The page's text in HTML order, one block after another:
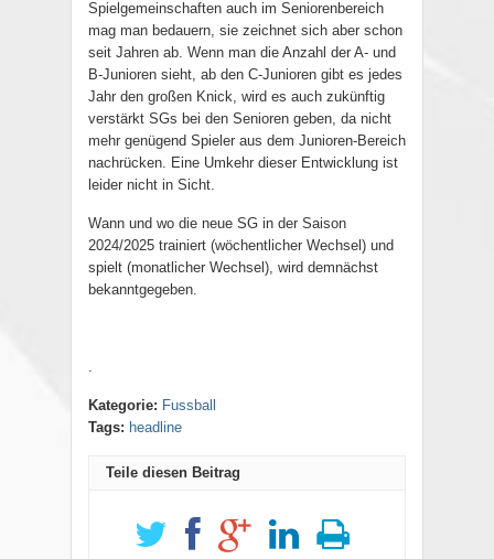
Spielgemeinschaften auch im Seniorenbereich
mag man bedauern, sie zeichnet sich aber schon
seit Jahren ab. Wenn man die Anzahl der A- und
B-Junioren sieht, ab den C-Junioren gibt es jedes
Jahr den großen Knick, wird es auch zukünftig
verstärkt SGs bei den Senioren geben, da nicht
mehr genügend Spieler aus dem Junioren-Bereich
nachrücken. Eine Umkehr dieser Entwicklung ist
leider nicht in Sicht.
Wann und wo die neue SG in der Saison
2024/2025 trainiert (wöchentlicher Wechsel) und
spielt (monatlicher Wechsel), wird demnächst
bekanntgegeben.
.
Kategorie: Fussball
Tags: headline
Teile diesen Beitrag